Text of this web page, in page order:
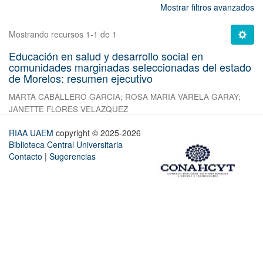
Mostrar filtros avanzados
Mostrando recursos 1-1 de 1
Educación en salud y desarrollo social en
comunidades marginadas seleccionadas del estado
de Morelos: resumen ejecutivo
MARTA CABALLERO GARCIA; ROSA MARIA VARELA GARAY;
JANETTE FLORES VELAZQUEZ
RIAA UAEM copyright © 2025-2026
Biblioteca Central Universitaria
Contacto | Sugerencias